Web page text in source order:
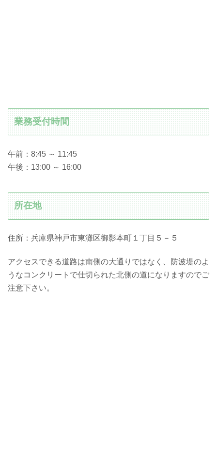
業務受付時間
午前：8:45 ～ 11:45
午後：13:00 ～ 16:00
所在地
住所：兵庫県神戸市東灘区御影本町１丁目５－５
アクセスできる道路は南側の大通りではなく、防波堤のよ
うなコンクリートで仕切られた北側の道になりますのでご
注意下さい。